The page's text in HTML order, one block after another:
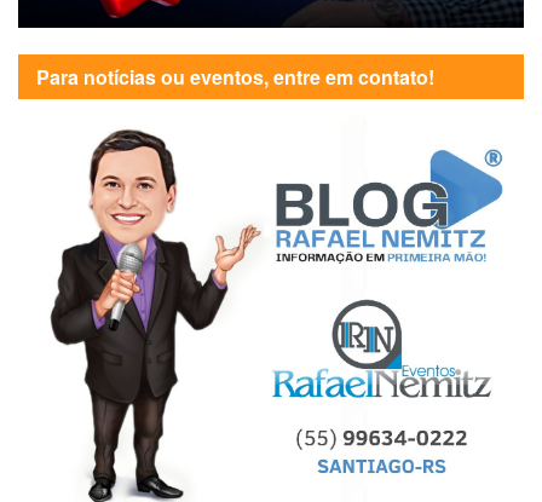
Para notícias ou eventos, entre em contato!